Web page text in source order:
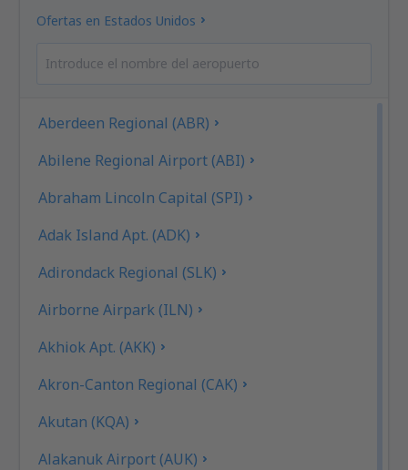
Ofertas en Estados Unidos
Aberdeen Regional (ABR)
Abilene Regional Airport (ABI)
Abraham Lincoln Capital (SPI)
Adak Island Apt. (ADK)
Adirondack Regional (SLK)
Airborne Airpark (ILN)
Akhiok Apt. (AKK)
Akron-Canton Regional (CAK)
Akutan (KQA)
Alakanuk Airport (AUK)